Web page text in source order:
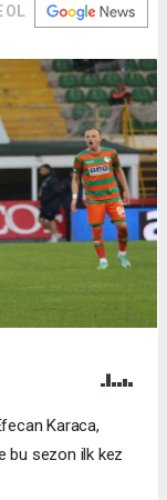
OL
Karaca,
bu sezon ilk kez